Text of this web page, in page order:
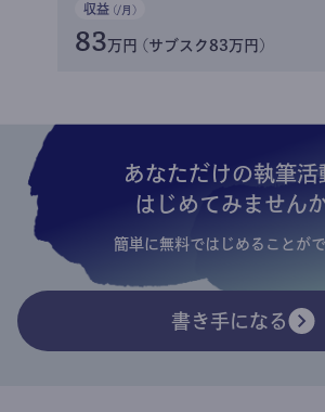
収益 (/月)
83万円 (サブスク83万円)
あなただけの執筆活
はじめてみません
簡単に無料ではじめることが
書き手になる